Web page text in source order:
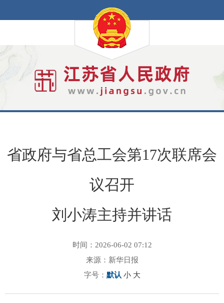
省政府与省总工会第17次联席会
议召开
刘小涛主持并讲话
时间：2026-06-02 07:12
来源：新华日报
字号： 默认 小 大